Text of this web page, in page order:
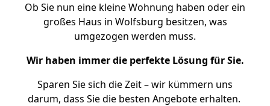
Ob Sie nun eine kleine Wohnung haben oder ein
großes Haus in Wolfsburg besitzen, was
umgezogen werden muss.
Wir haben immer die perfekte Lösung für Sie.
Sparen Sie sich die Zeit – wir kümmern uns
darum, dass Sie die besten Angebote erhalten.